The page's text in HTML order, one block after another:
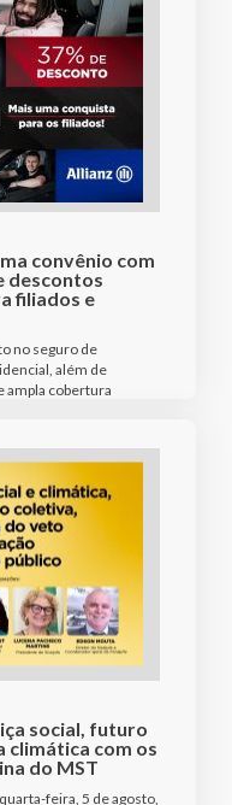
convênio com
descontos
filiados e
no seguro de
além de
ampla cobertura
social, futuro
climática com os
do MST
feira, 5 de agosto,